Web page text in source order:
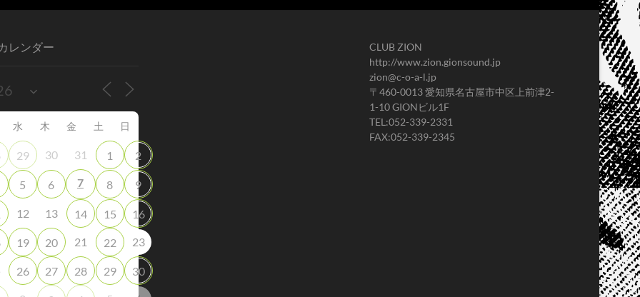
レンダー
水 木 金 土 日
29 30 31 1 2
5 6 7 8 9
12 13 14 15 16
19 20 21 22 23
26 27 28 29 30
CLUB ZION
http://www.zion.gionsound.jp
zion@c-o-a-l.jp
〒460-0013 愛知県名古屋市中区上前津2-
1-10 GIONビル1F
TEL:052-339-2331
FAX:052-339-2345